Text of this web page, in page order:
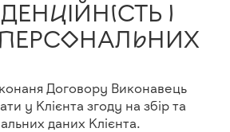
І
Договору Виконавець
у Клієнта згоду на збір та
даних Клієнта.